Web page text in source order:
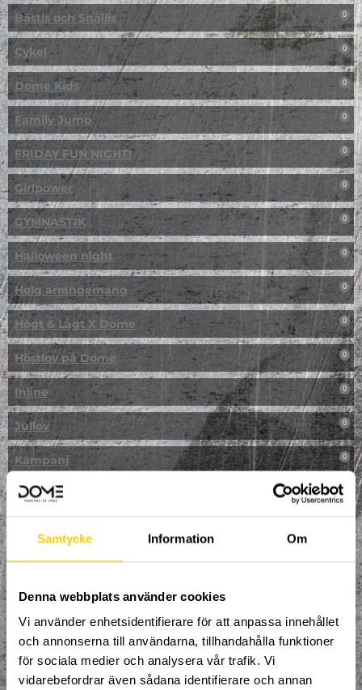
Samtycke Information Om
Denna webbplats använder cookies
Vi använder enhetsidentifierare för att anpassa innehållet
och annonserna till användarna, tillhandahålla funktioner
för sociala medier och analysera vår trafik. Vi
vidarebefordrar även sådana identifierare och annan
Bästis och Snällis 0
Cykel 0
Dome Kids 0
Family Jump 0
FRIDAY FUN NIGHT! 0
Girlpower 0
GYMNASTIK 0
Halloween night 0
Helg arrangemang 0
Högt & Lågt X Dome 0
Höstlov på Dome 0
Inline 0
Jullov 0
Kampanj 0
Kickbike 0
Klättring
LAN
Multisport
Mässa